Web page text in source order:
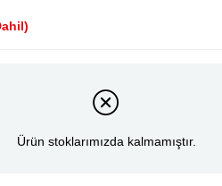
Ürün stoklarımızda kalmamıştır.